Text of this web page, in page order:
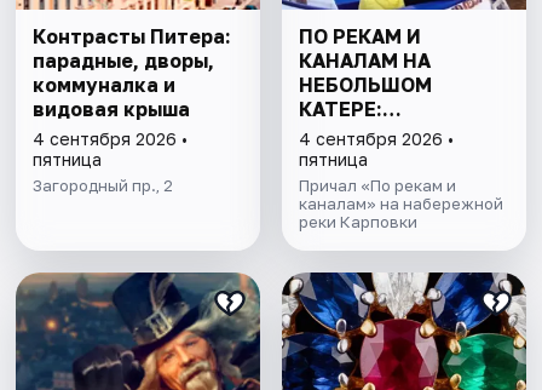
Контрасты Питера:
парадные, дворы,
коммуналка и
видовая крыша
4 сентября 2026 •
пятница
Загородный пр., 2
ПО РЕКАМ И
КАНАЛАМ НА
НЕБОЛЬШОМ
КАТЕРЕ:
ПЕТРОГРАДКА И
ПАРАДНАЯ НЕВА
4 сентября 2026 •
пятница
Причал «По рекам и
каналам» на набережной
реки Карповки